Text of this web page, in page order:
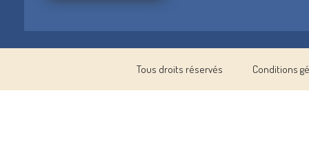
Tous droits réservés Conditions